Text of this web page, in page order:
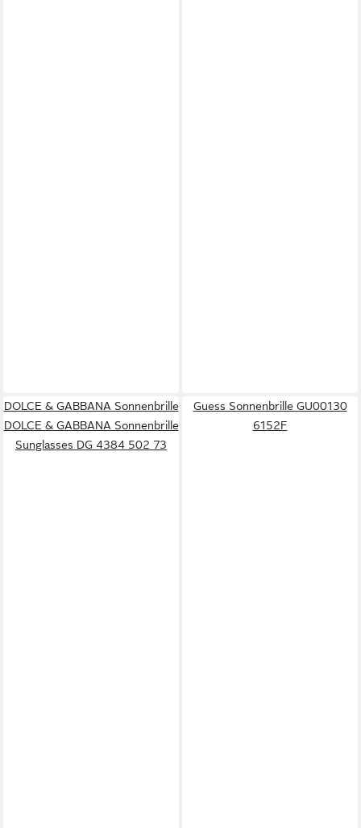
DOLCE & GABBANA Sonnenbrille
DOLCE & GABBANA Sonnenbrille
Sunglasses DG 4384 502 73
Guess Sonnenbrille GU00130
6152F